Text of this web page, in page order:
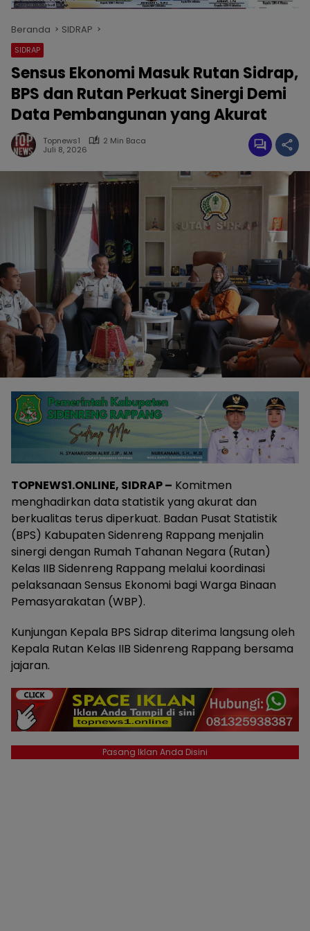
Beranda SIDRAP
SIDRAP
Sensus Ekonomi Masuk Rutan Sidrap,
BPS dan Rutan Perkuat Sinergi Demi
Data Pembangunan yang Akurat
Topnews1
2 Min Baca
Juli 8, 2026
TOPNEWS1.ONLINE, SIDRAP – Komitmen
menghadirkan data statistik yang akurat dan
berkualitas terus diperkuat. Badan Pusat Statistik
(BPS) Kabupaten Sidenreng Rappang menjalin
sinergi dengan Rumah Tahanan Negara (Rutan)
Kelas IIB Sidenreng Rappang melalui koordinasi
pelaksanaan Sensus Ekonomi bagi Warga Binaan
Pemasyarakatan (WBP).
Kunjungan Kepala BPS Sidrap diterima langsung oleh
Kepala Rutan Kelas IIB Sidenreng Rappang bersama
jajaran.
Pasang Iklan Anda Disini